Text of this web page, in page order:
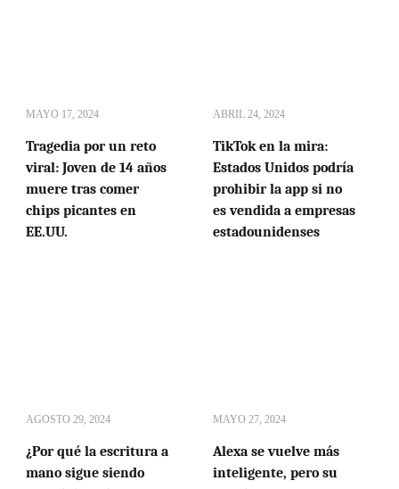
MAYO 17, 2024
Tragedia por un reto
viral: Joven de 14 años
muere tras comer
chips picantes en
EE.UU.
ABRIL 24, 2024
TikTok en la mira:
Estados Unidos podría
prohibir la app si no
es vendida a empresas
estadounidenses
AGOSTO 29, 2024
¿Por qué la escritura a
mano sigue siendo
MAYO 27, 2024
Alexa se vuelve más
inteligente, pero su